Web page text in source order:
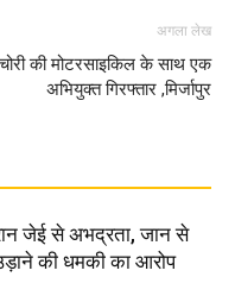
अगला लेख
चोरी की मोटरसाइकिल के साथ एक
अभियुक्त गिरफ्तार ,मिर्जापुर
जेई से अभद्रता, जान से
की धमकी का आरोप